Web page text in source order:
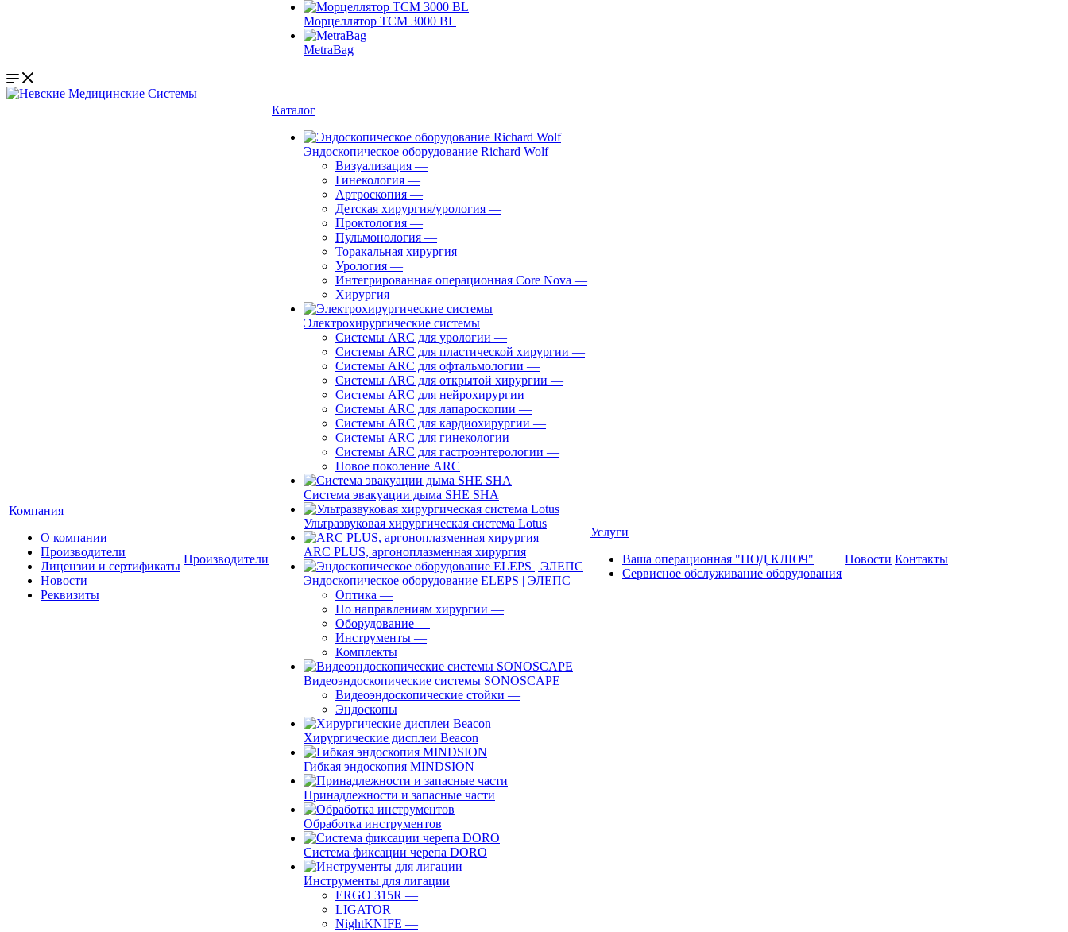
Морцеллятор ТСМ 3000 BL
MetraBag
Компания
О компании
Производители
Лицензии и сертификаты
Новости
Реквизиты
Производители
Каталог
Эндоскопическое оборудование Richard Wolf
Визуализация —
Гинекология —
Артроскопия —
Детская хирургия/урология —
Проктология —
Пульмонология —
Торакальная хирургия —
Урология —
Интегрированная операционная Core Nova —
Хирургия
Электрохирургические системы
Системы ARC для урологии —
Системы ARC для пластической хирургии —
Системы ARC для офтальмологии —
Системы ARC для открытой хирургии —
Системы ARC для нейрохирургии —
Системы ARC для лапароскопии —
Системы ARC для кардиохирургии —
Системы ARC для гинекологии —
Системы ARC для гастроэнтерологии —
Новое поколение ARC
Система эвакуации дыма SHE SHA
Ультразвуковая хирургическая система Lotus
ARC PLUS, аргоноплазменная хирургия
Эндоскопическое оборудование ELEPS | ЭЛЕПС
Оптика —
По направлениям хирургии —
Оборудование —
Инструменты —
Комплекты
Видеоэндоскопические системы SONOSCAPE
Видеоэндоскопические стойки —
Эндоскопы
Хирургические дисплеи Beacon
Гибкая эндоскопия MINDSION
Принадлежности и запасные части
Обработка инструментов
Система фиксации черепа DORO
Инструменты для лигации
ERGO 315R —
LIGATOR —
NightKNIFE —
Услуги
Ваша операционная "ПОД КЛЮЧ"
Сервисное обслуживание оборудования
Новости Контакты